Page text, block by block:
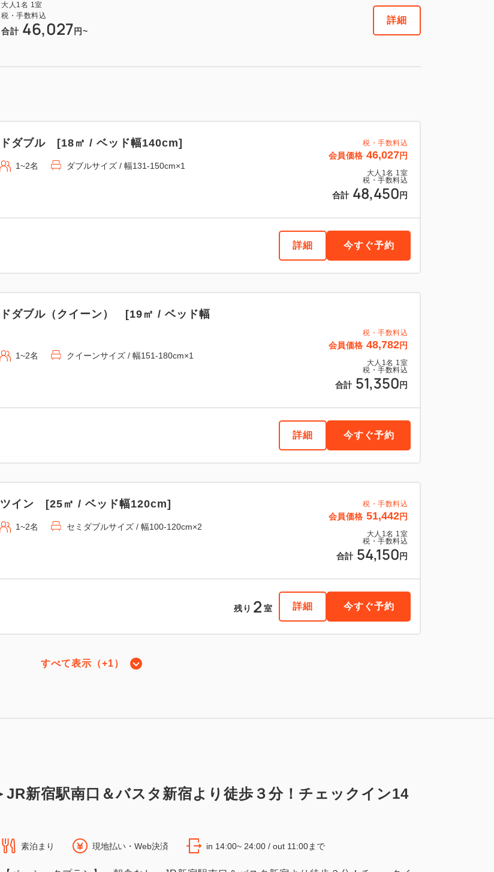
大人 1名 1室
税・手数料込
合計 46,027 円~
詳細
税・手数料込
会員価格 46,027円
大人 1名 1室
税・手数料込
合計 48,450 円
ダブル [18㎡ / ベッド幅140cm]
1~2名 ダブルサイズ / 幅131-150cm×1
詳細 今すぐ予約
税・手数料込
会員価格 48,782円
大人 1名 1室
税・手数料込
合計 51,350 円
ダブル（クイーン） [19㎡ / ベッド幅
1~2名 クイーンサイズ / 幅151-180cm×1
詳細 今すぐ予約
税・手数料込
会員価格 51,442円
大人 1名 1室
税・手数料込
合計 54,150 円
イン [25㎡ / ベッド幅120cm]
1~2名 セミダブルサイズ / 幅100-120cm×2
残り 2 室 詳細 今すぐ予約
すべて表示（+1）
JR新宿駅南口＆バスタ新宿より徒歩３分！チェックイン14
素泊まり 現地払い・Web決済 in 14:00~ 24:00 / out 11:00まで